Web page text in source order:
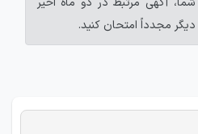
مجدداً امتحان کنید.